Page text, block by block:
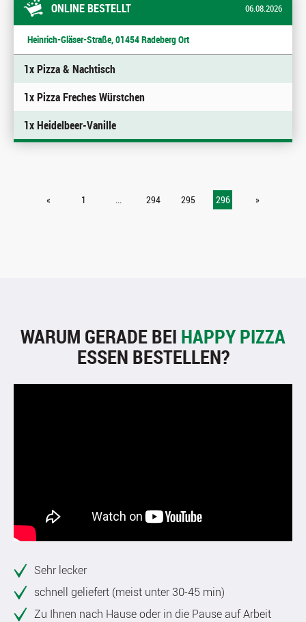
ONLINE BESTELLT 06.08.2026
Heinrich-Gläser-Straße, 01454 Radeberg Ort
1x Pizza & Nachtisch
1x Pizza Freches Würstchen
1x Heidelbeer-Vanille
« 1 ... 294 295 296 »
WARUM GERADE BEI HAPPY PIZZA
ESSEN BESTELLEN?
Sehr lecker
schnell geliefert (meist unter 30-45 min)
Zu Ihnen nach Hause oder in die Pause auf Arbeit